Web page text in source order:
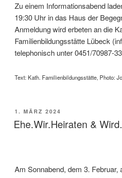
Zu einem Informationsabend
19:30 Uhr in das Haus der
Anmeldung wird erbeten an die
Familienbildungsstätte Lübeck (
telephonisch unter 0451/70987-
Text: Kath. Familienbildungsstätte, Photo:
VERÖFFENTLICHT
AM
1. MÄRZ 2024
Ehe.Wir.Heiraten &
Am Sonnabend, dem 3.